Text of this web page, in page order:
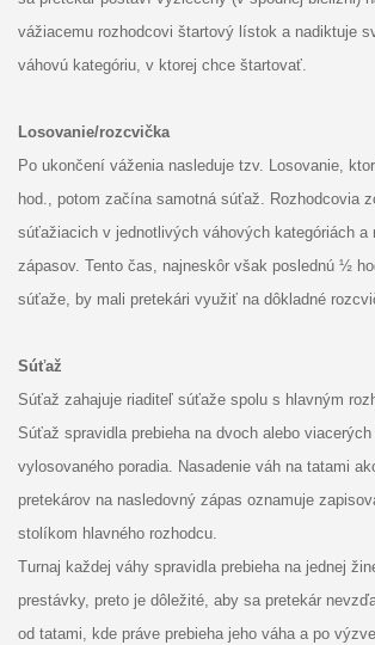
vážiacemu rozhodcovi štartový lístok a nadiktuje
váhovú kategóriu, v ktorej chce štartovať.
Losovanie/rozcvička
Po ukončení váženia nasleduje tzv. Losovanie,
hod., potom začína samotná súťaž. Rozhodcovia
súťažiacich v jednotlivých váhových kategóriách a
zápasov. Tento čas, najneskôr však poslednú ½
súťaže, by mali pretekári využiť na dôkladné
Súťaž
Súťaž zahajuje riaditeľ súťaže spolu s hlavným
Súťaž spravidla prebieha na dvoch alebo
vylosovaného poradia. Nasadenie váh na tatami
pretekárov na nasledovný zápas oznamuje
stolíkom hlavného rozhodcu.
Turnaj každej váhy spravidla prebieha na jednej
prestávky, preto je dôležité, aby sa pretekár
od tatami, kde práve prebieha jeho váha a po